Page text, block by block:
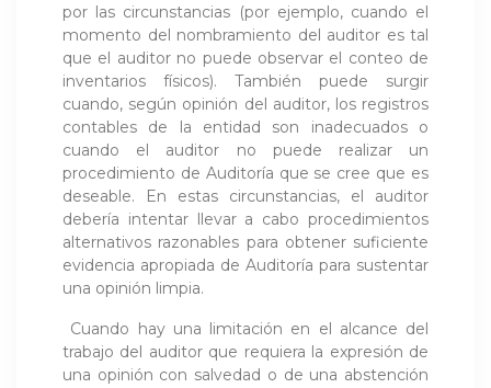
por las circunstancias (por ejemplo, cuando el
momento del nombramiento del auditor es tal
que el auditor no puede observar el conteo de
inventarios físicos). También puede surgir
cuando, según opinión del auditor, los registros
contables de la entidad son inadecuados o
cuando el auditor no puede realizar un
procedimiento de Auditoría que se cree que es
deseable. En estas circunstancias, el auditor
debería intentar llevar a cabo procedimientos
alternativos razonables para obtener suficiente
evidencia apropiada de Auditoría para sustentar
una opinión limpia.
Cuando hay una limitación en el alcance del
trabajo del auditor que requiera la expresión de
una opinión con salvedad o de una abstención